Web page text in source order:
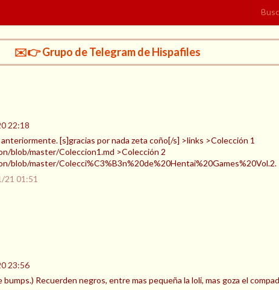
✉️👉 Grupo de Telegram de Hispafiles
22:18
[s]gracias por nada zeta coño[/s] >links >Colección 1
blob/master/Coleccion1.md >Colección 2
blob/master/Colecci%C3%B3n%20de%20Hentai%20Games%20Vol.2.
21 01:51
23:56
Recuerden negros, entre mas pequeña la loli, mas goza el